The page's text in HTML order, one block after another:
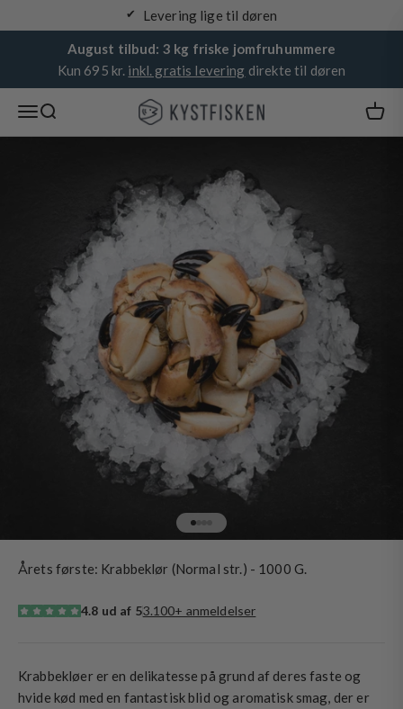
Levering lige til døren
August tilbud: 3 kg friske jomfruhummere
Kun 695 kr. inkl. gratis levering direkte til døren
Åbn navigationsmenu
Åbn søgefunktionKystfisken
Gå til element 1
Gå til element 2
Gå til element 3
Gå til element 4
Årets første: Krabbeklør (Normal str.) - 1000 G.
4.8 ud af 53.100+ anmeldelser
Krabbekløer er en delikatesse på grund af deres faste og
hvide kød med en fantastisk blid og aromatisk smag, der er